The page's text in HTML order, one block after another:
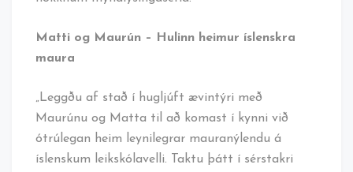
Matti og Maurún – Hulinn heimur íslenskra
maura
„Leggðu af stað í hugljúft ævintýri með
Maurúnu og Matta til að komast í kynni við
ótrúlegan heim leynilegrar mauranýlendu á
íslenskum leikskólavelli. Taktu þátt í sérstakri